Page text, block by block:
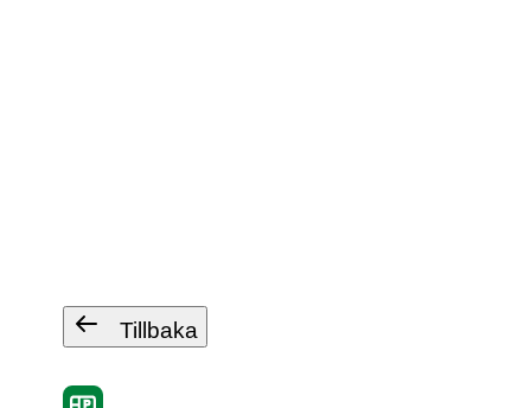
Tillbaka